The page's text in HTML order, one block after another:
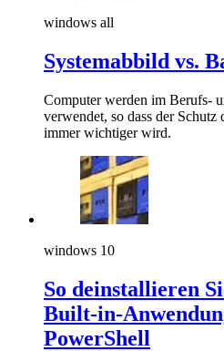
windows all
Systemabbild vs.
Computer werden im Berufs-
verwendet, so dass der
immer wichtiger wird.
windows 10
So deinstallieren
Built-in-
PowerShell